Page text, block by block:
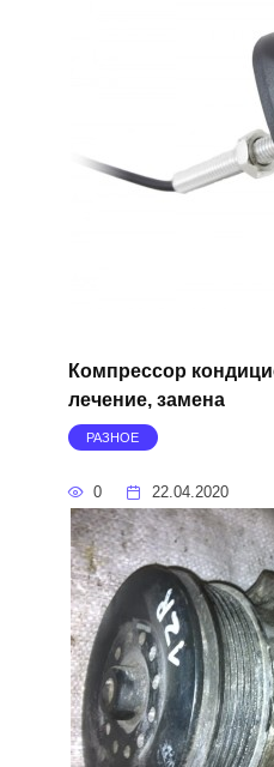
Компрессор
лечение, замена
РАЗНОЕ
0 22.04.2020